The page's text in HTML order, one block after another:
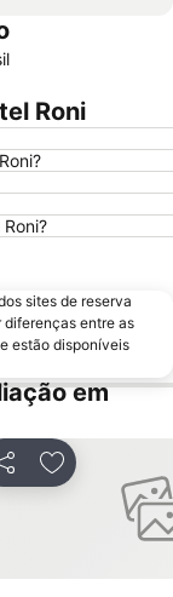
Roni
sites de reserva
diferenças entre as
estão disponíveis
em
Adicionar